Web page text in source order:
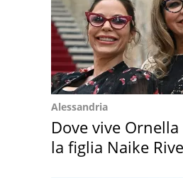
Alessandria
Dove vive
la figlia Naike